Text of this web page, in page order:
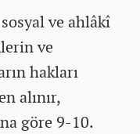
ve ahlâkî
ve
hakları
alınır,
göre 9-10.